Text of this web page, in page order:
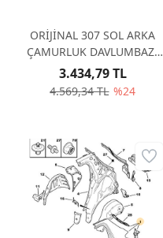
ORİJİNAL 307 SOL ARKA
ÇAMURLUK DAVLUMBAZI
HATCBACK 853306
4.569,34 TL %24
3.434,79 TL